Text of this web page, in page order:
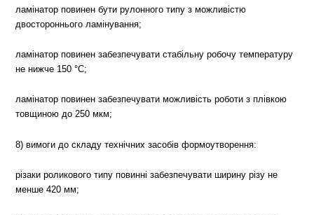
ламінатор повинен бути рулонного типу з можливістю
двостороннього ламінування;
ламінатор повинен забезпечувати стабільну робочу температуру
не нижче 150 °C;
ламінатор повинен забезпечувати можливість роботи з плівкою
товщиною до 250 мкм;
8) вимоги до складу технічних засобів формоутворення:
різаки роликового типу повинні забезпечувати ширину різу не
менше 420 мм;